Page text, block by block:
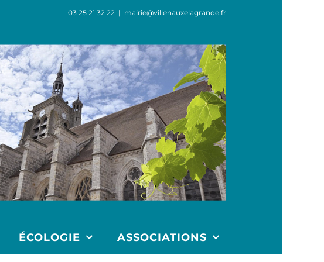
03 25 21 32 22 | mairie@villenauxelagrande.fr
ÉCOLOGIE ASSOCIATIONS